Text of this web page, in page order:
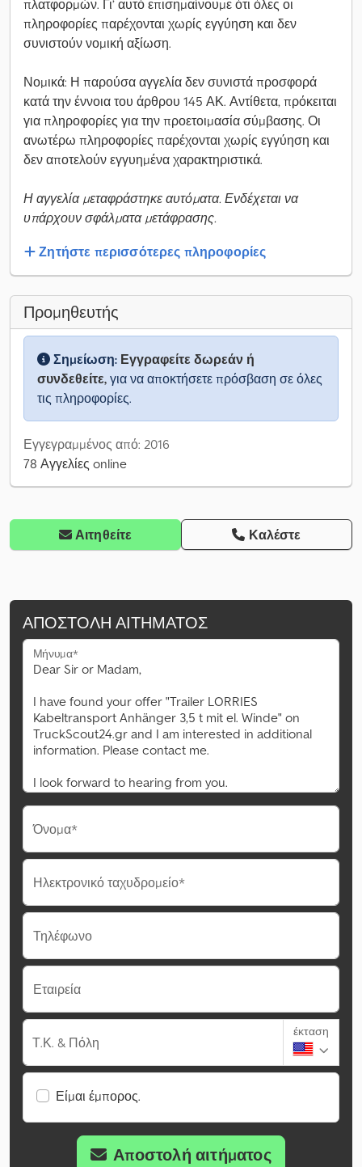
πλατφορμών. Γι’ αυτό επισημαίνουμε ότι όλες οι
πληροφορίες παρέχονται χωρίς εγγύηση και δεν
συνιστούν νομική αξίωση.
Νομικά: Η παρούσα αγγελία δεν συνιστά προσφορά
κατά την έννοια του άρθρου 145 ΑΚ. Αντίθετα, πρόκειται
για πληροφορίες για την προετοιμασία σύμβασης. Οι
ανωτέρω πληροφορίες παρέχονται χωρίς εγγύηση και
δεν αποτελούν εγγυημένα χαρακτηριστικά.
Η αγγελία μεταφράστηκε αυτόματα. Ενδέχεται να
υπάρχουν σφάλματα μετάφρασης.
Ζητήστε περισσότερες πληροφορίες
Προμηθευτής
Σημείωση: Εγγραφείτε δωρεάν ή
συνδεθείτε, για να αποκτήσετε πρόσβαση σε όλες
τις πληροφορίες.
Εγγεγραμμένος από: 2016
78 Αγγελίες online
Αιτηθείτε Καλέστε
ΑΠΟΣΤΟΛΉ ΑΙΤΉΜΑΤΟΣ
Μήνυμα*
Όνομα*
Ηλεκτρονικό ταχυδρομείο*
Τηλέφωνο
Εταιρεία
Τ.Κ. & Πόλη
έκταση
Είμαι έμπορος.
Αποστολή αιτήματος